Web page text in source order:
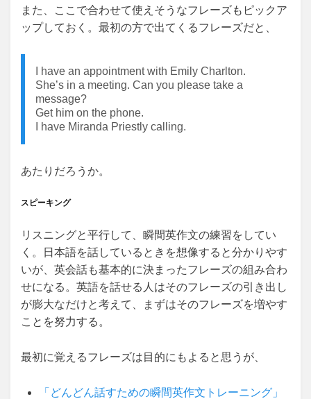
また、ここで合わせて使えそうなフレーズもピックア
ップしておく。最初の方で出てくるフレーズだと、
I have an appointment with Emily Charlton.
She’s in a meeting. Can you please take a
message?
Get him on the phone.
I have Miranda Priestly calling.
あたりだろうか。
スピーキング
リスニングと平行して、瞬間英作文の練習をしてい
く。日本語を話しているときを想像すると分かりやす
いが、英会話も基本的に決まったフレーズの組み合わ
せになる。英語を話せる人はそのフレーズの引き出し
が膨大なだけと考えて、まずはそのフレーズを増やす
ことを努力する。
最初に覚えるフレーズは目的にもよると思うが、
「どんどん話すための瞬間英作文トレーニング」